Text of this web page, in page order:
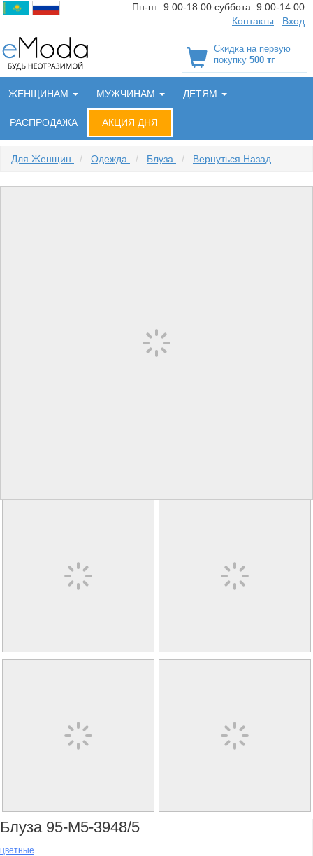
Пн-пт: 9:00-18:00 суббота: 9:00-14:00
Контакты
Вход
Скидка на первую
покупку 500 тг
ЖЕНЩИНАМ МУЖЧИНАМ ДЕТЯМ
РАСПРОДАЖА АКЦИЯ ДНЯ
Для Женщин / Одежда / Блуза / Вернуться Назад
Блуза 95-М5-3948/5
цветные